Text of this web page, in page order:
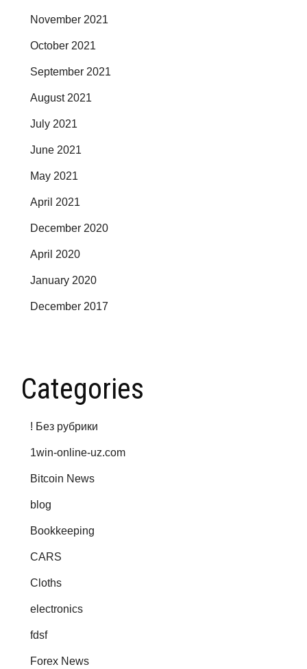
November 2021
October 2021
September 2021
August 2021
July 2021
June 2021
May 2021
April 2021
December 2020
April 2020
January 2020
December 2017
Categories
! Без рубрики
1win-online-uz.com
Bitcoin News
blog
Bookkeeping
CARS
Cloths
electronics
fdsf
Forex News